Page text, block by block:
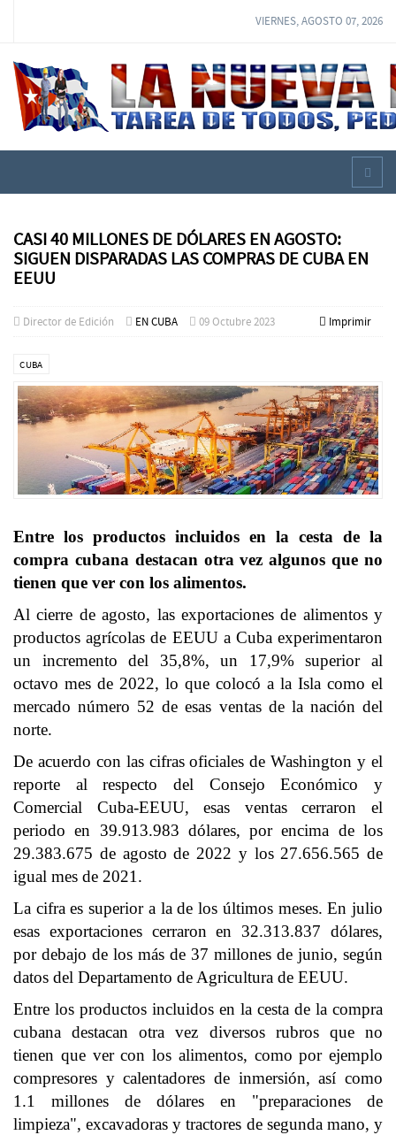
VIERNES, AGOSTO 07, 2026
CASI 40 MILLONES DE DÓLARES EN AGOSTO:
SIGUEN DISPARADAS LAS COMPRAS DE CUBA EN
EEUU
Imprimir
Director de Edición EN CUBA 09 Octubre 2023
CUBA
Entre los productos incluidos en la cesta de la
compra cubana destacan otra vez algunos que no
tienen que ver con los alimentos.
Al cierre de agosto, las exportaciones de alimentos y
productos agrícolas de EEUU a Cuba experimentaron
un incremento del 35,8%, un 17,9% superior al
octavo mes de 2022, lo que colocó a la Isla como el
mercado número 52 de esas ventas de la nación del
norte.
De acuerdo con las cifras oficiales de Washington y el
reporte al respecto del Consejo Económico y
Comercial Cuba-EEUU, esas ventas cerraron el
periodo en 39.913.983 dólares, por encima de los
29.383.675 de agosto de 2022 y los 27.656.565 de
igual mes de 2021.
La cifra es superior a la de los últimos meses. En julio
esas exportaciones cerraron en 32.313.837 dólares,
por debajo de los más de 37 millones de junio, según
datos del Departamento de Agricultura de EEUU.
Entre los productos incluidos en la cesta de la compra
cubana destacan otra vez diversos rubros que no
tienen que ver con los alimentos, como por ejemplo
compresores y calentadores de inmersión, así como
1.1 millones de dólares en "preparaciones de
limpieza", excavadoras y tractores de segunda mano, y